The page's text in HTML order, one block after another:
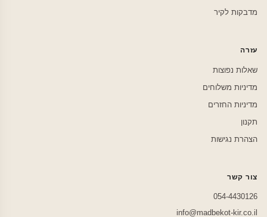
מדבקות לקיר
עזרה
שאלות נפוצות
מדיניות משלוחים
מדיניות החזרים
תקנון
הצהרת נגישות
צור קשר
054-4430126
info@madbekot-kir.co.il